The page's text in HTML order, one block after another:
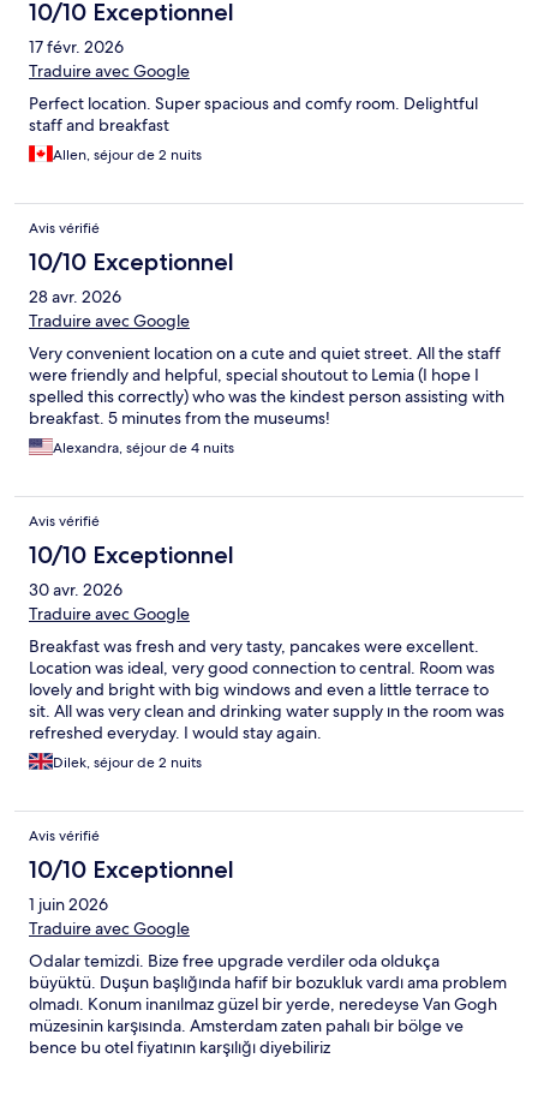
10/10 Exceptionnel
17 févr. 2026
Traduire avec Google
Perfect location. Super spacious and comfy room. Delightful
staff and breakfast
Allen, séjour de 2 nuits
Avis vérifié
10/10 Exceptionnel
28 avr. 2026
Traduire avec Google
Very convenient location on a cute and quiet street. All the staff
were friendly and helpful, special shoutout to Lemia (I hope I
spelled this correctly) who was the kindest person assisting with
breakfast. 5 minutes from the museums!
Alexandra, séjour de 4 nuits
Avis vérifié
10/10 Exceptionnel
30 avr. 2026
Traduire avec Google
Breakfast was fresh and very tasty, pancakes were excellent.
Location was ideal, very good connection to central. Room was
lovely and bright with big windows and even a little terrace to
sit. All was very clean and drinking water supply ın the room was
refreshed everyday. I would stay again.
Dilek, séjour de 2 nuits
Avis vérifié
10/10 Exceptionnel
1 juin 2026
Traduire avec Google
Odalar temizdi. Bize free upgrade verdiler oda oldukça
büyüktü. Duşun başlığında hafif bir bozukluk vardı ama problem
olmadı. Konum inanılmaz güzel bir yerde, neredeyse Van Gogh
müzesinin karşısında. Amsterdam zaten pahalı bir bölge ve
bence bu otel fiyatının karşılığı diyebiliriz